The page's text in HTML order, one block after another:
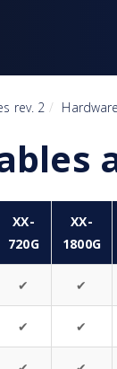
rev. 2
XX-
720G
XX-
1800G
✔ ✔
✔ ✔